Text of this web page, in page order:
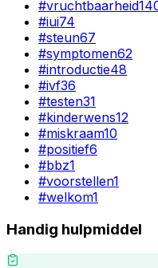
#vruchtbaarheid
#iui74
#steun67
#symptomen62
#introductie48
#ivf36
#testen31
#kinderwens12
#miskraam10
#positief6
#bbz1
#voorstellen1
#welkom1
Handig hulpmiddel